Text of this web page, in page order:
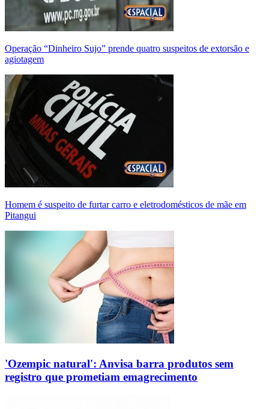
Operação “Dinheiro Sujo” prende quatro suspeitos de extorsão e
agiotagem
Homem é suspeito de furtar carro e eletrodomésticos de mãe em
Pitangui
'Ozempic natural': Anvisa barra produtos sem
registro que prometiam emagrecimento